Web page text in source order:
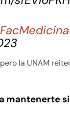
la UNAM
mantenerte